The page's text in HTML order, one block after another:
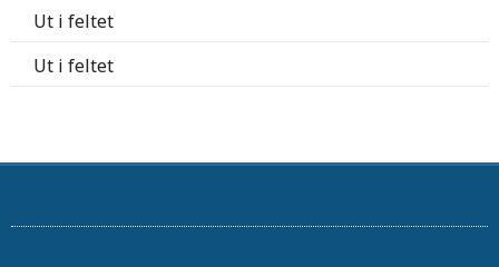
Ut i feltet
Ut i feltet